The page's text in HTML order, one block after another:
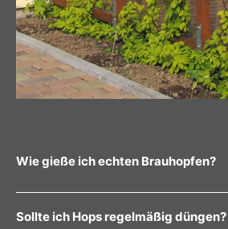
Wie gieße ich echten Brauhopfen?
Hops mags gerne feucht. Direkt
Sollte ich Hops regelmäßig düngen?